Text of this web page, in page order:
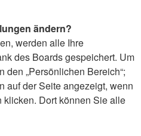
ändern?
werden alle Ihre
des Boards gespeichert. Um
„Persönlichen Bereich“;
auf der Seite angezeigt, wenn
Dort können Sie alle